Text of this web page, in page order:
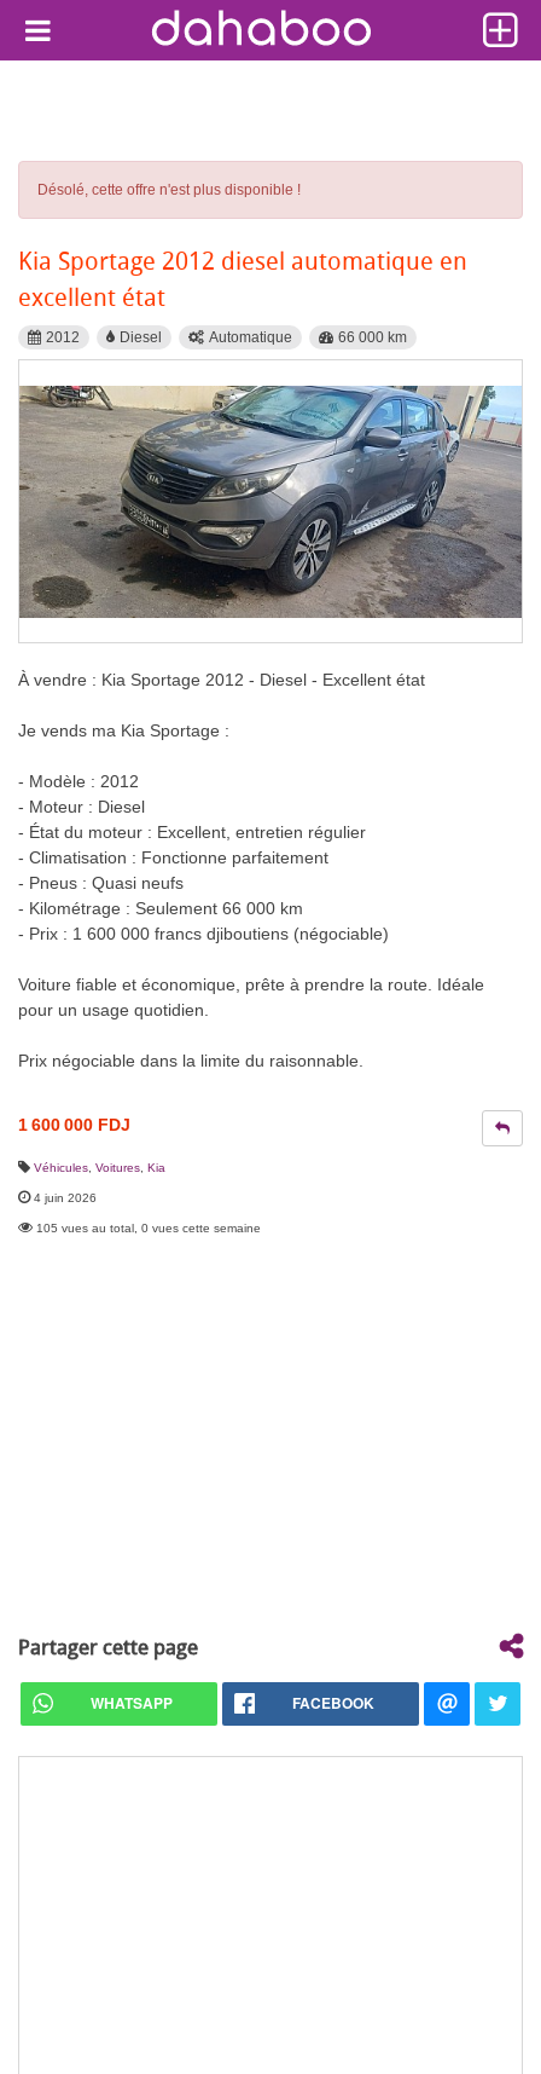
Désolé, cette offre n'est plus disponible !
Kia Sportage 2012 diesel automatique en
excellent état
2012 Diesel Automatique 66 000 km
À vendre : Kia Sportage 2012 - Diesel - Excellent état
Je vends ma Kia Sportage :
- Modèle : 2012
- Moteur : Diesel
- État du moteur : Excellent, entretien régulier
- Climatisation : Fonctionne parfaitement
- Pneus : Quasi neufs
- Kilométrage : Seulement 66 000 km
- Prix : 1 600 000 francs djiboutiens (négociable)
Voiture fiable et économique, prête à prendre la route. Idéale
pour un usage quotidien.
Prix négociable dans la limite du raisonnable.
1 600 000 FDJ
Véhicules Voitures Kia
4 juin 2026
105 vues au total, 0 vues cette semaine
Partager cette page
WHATSAPP FACEBOOK